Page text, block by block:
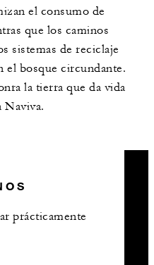
el consumo de
que los caminos
sistemas de reciclaje
el bosque circundante.
la tierra que da vida
Naviva.
prácticamente